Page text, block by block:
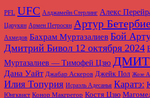
PFL UFC Алджамейн Стерлинг Алекс
Царукян Армен Петросян Артур
Ахмедов Бахрам Муртазалиев Бой
Дмитрий Бивол 12 октября 2024
Муртазалиев — Тимофей Цзю
Дана Уайт Джабар Аскеров Джейк Пол Жозе
Илия Топурия Исраэль Адесанья Каратэ:
Юнгквист Конор Макгрегор Костя Цзю